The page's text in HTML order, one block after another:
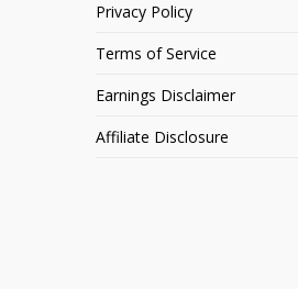
Privacy Policy
Terms of Service
Earnings Disclaimer
Affiliate Disclosure